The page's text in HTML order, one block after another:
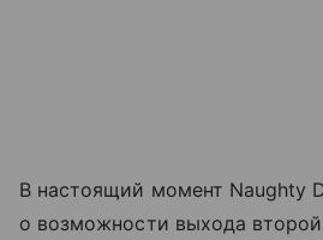
В настоящий момент Naughty
о возможности выхода второй